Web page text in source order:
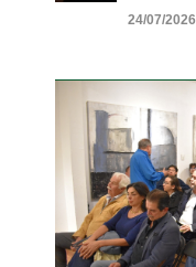
24/07/2026